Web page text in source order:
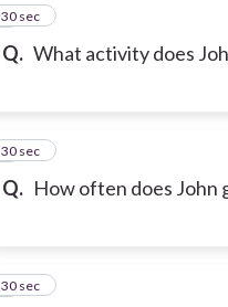
Q. What activity does
4
30 sec
Q. How often does John
5
30 sec
6
30 sec